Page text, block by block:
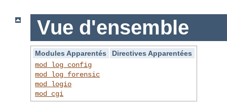
Vue d'ensemble
Modules Apparentés
Directives Apparentées
mod_log_config
mod_log_forensic
mod_logio
mod_cgi